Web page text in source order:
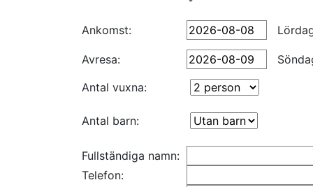
Ankomst:
Avresa:
Antal vuxna:
Antal barn:
Fullständiga namn:
Telefon: